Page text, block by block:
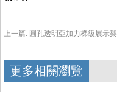
上一篇: 圓孔透明亞加力梯級展示架
更多相關瀏覽